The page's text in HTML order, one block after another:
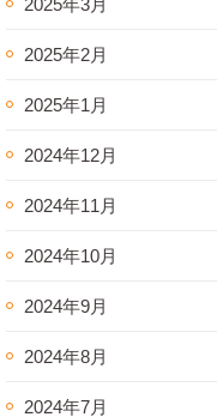
2025年2月
2025年1月
2024年12月
2024年11月
2024年10月
2024年9月
2024年8月
2024年7月